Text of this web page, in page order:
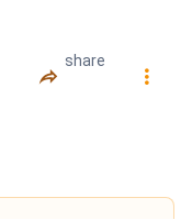
󰤲
share
󰇙